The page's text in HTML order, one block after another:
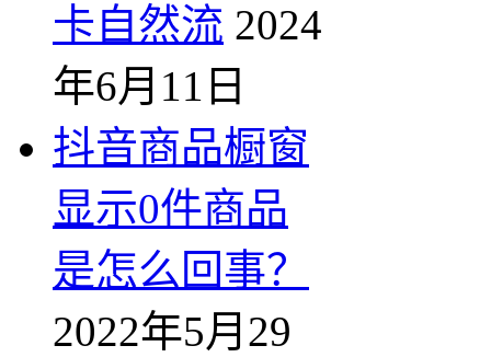
卡自然流 2024
年6月11日
抖音商品橱窗
显示0件商品
是怎么回事？
2022年5月29